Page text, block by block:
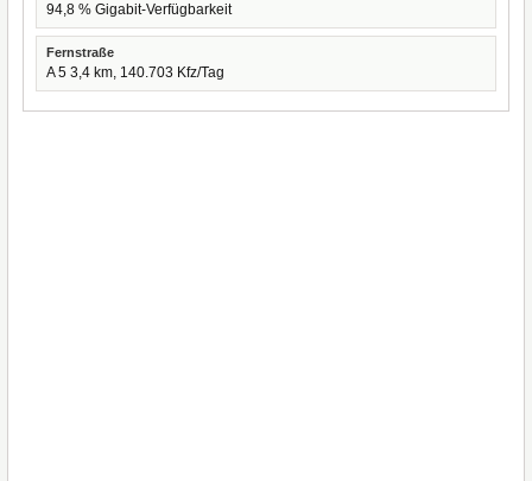
94,8 % Gigabit-Verfügbarkeit
Fernstraße
A 5 3,4 km, 140.703 Kfz/Tag